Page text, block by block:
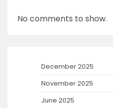
No comments to show.
December 2025
November 2025
June 2025